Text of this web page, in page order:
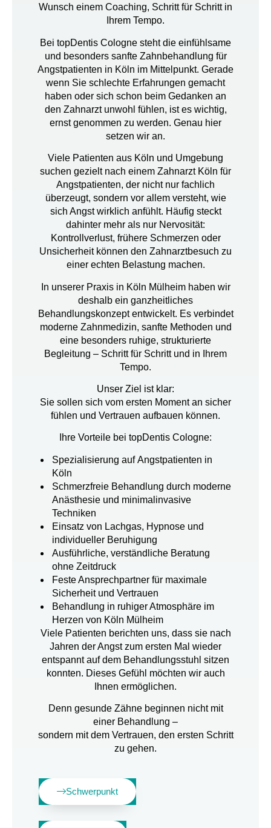
Wunsch einem Coaching, Schritt für Schritt in
Ihrem Tempo.
Bei topDentis Cologne steht die einfühlsame
und besonders sanfte Zahnbehandlung für
Angstpatienten in Köln im Mittelpunkt. Gerade
wenn Sie schlechte Erfahrungen gemacht
haben oder sich schon beim Gedanken an
den Zahnarzt unwohl fühlen, ist es wichtig,
ernst genommen zu werden. Genau hier
setzen wir an.
Viele Patienten aus Köln und Umgebung
suchen gezielt nach einem Zahnarzt Köln für
Angstpatienten, der nicht nur fachlich
überzeugt, sondern vor allem versteht, wie
sich Angst wirklich anfühlt. Häufig steckt
dahinter mehr als nur Nervosität:
Kontrollverlust, frühere Schmerzen oder
Unsicherheit können den Zahnarztbesuch zu
einer echten Belastung machen.
In unserer Praxis in Köln Mülheim haben wir
deshalb ein ganzheitliches
Behandlungskonzept entwickelt. Es verbindet
moderne Zahnmedizin, sanfte Methoden und
eine besonders ruhige, strukturierte
Begleitung – Schritt für Schritt und in Ihrem
Tempo.
Unser Ziel ist klar:
Sie sollen sich vom ersten Moment an sicher
fühlen und Vertrauen aufbauen können.
Ihre Vorteile bei topDentis Cologne:
Spezialisierung aufAngstpatienten in
Köln
Schmerzfreie Behandlung durch moderne
Anästhesie und minimalinvasive
Techniken
Einsatz von Lachgas, Hypnose und
individueller Beruhigung
Ausführliche, verständliche Beratung
ohne Zeitdruck
Feste Ansprechpartner für maximale
Sicherheit und Vertrauen
Behandlung in ruhiger Atmosphäre im
Herzen von Köln Mülheim
Viele Patienten berichten uns, dass sie nach
Jahren der Angst zum ersten Mal wieder
entspannt auf dem Behandlungsstuhl sitzen
konnten. Dieses Gefühl möchten wir auch
Ihnen ermöglichen.
Denn gesunde Zähne beginnen nicht mit
einer Behandlung –
sondern mit dem Vertrauen, den ersten Schritt
zu gehen.
Schwerpunkt